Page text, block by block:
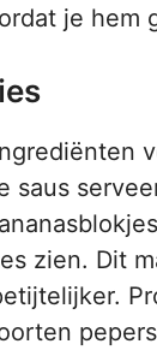
je hem
saus
zien. Dit